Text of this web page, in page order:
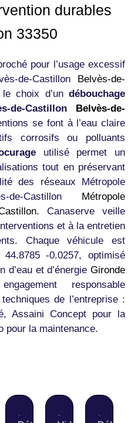
durables
33350
pour l’usage excessif
de-Castillon
Belvès-de-
choix d’un débouchage
de-Castillon
Belvès-de-
se font à l’eau claire
corrosifs ou polluants
utilisé permet un
tout en préservant
des réseaux Métropole
de-Castillon
Métropole
. Canaserve veille
et à la entretien
Chaque véhicule est
-0.0257, optimisé
d’eau et d’énergie Gironde
responsable
de l’entreprise :
Assaini Concept pour la
pour la maintenance.